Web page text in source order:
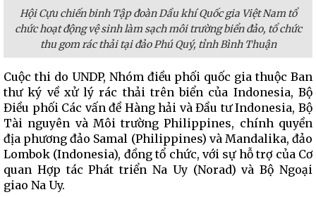
Hội Cựu chiến binh Tập đoàn Dầu khí Quốc gia Việt Nam tổ
chức hoạt động vệ sinh làm sạch môi trường biển đảo, tổ chức
thu gom rác thải tại đảo Phú Quý, tỉnh Bình Thuận
Cuộc thi do UNDP, Nhóm điều phối quốc gia thuộc Ban
thư ký về xử lý rác thải trên biển của Indonesia, Bộ
Điều phối Các vấn đề Hàng hải và Đầu tư Indonesia, Bộ
Tài nguyên và Môi trường Philippines, chính quyền
địa phương đảo Samal (Philippines) và Mandalika, đảo
Lombok (Indonesia), đồng tổ chức, với sự hỗ trợ của Cơ
quan Hợp tác Phát triển Na Uy (Norad) và Bộ Ngoại
giao Na Uy.